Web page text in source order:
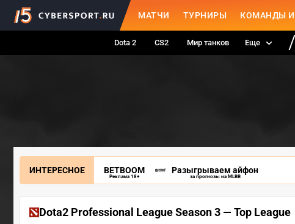
МАТЧИ ТУРНИРЫ КОМАНДЫ И
Dota 2 CS2 Мир танков Еще
ИНТЕРЕСНОЕ BETBOOM
Реклама 18+
Разыгрываем айфон
за прогнозы на MLBB
Dota2 Professional League Season 3 — Top League